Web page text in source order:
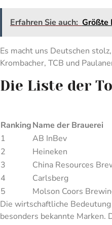
Erfahren Sie auch: Größte
Es macht uns Deutschen
Krombacher, TCB und
Die Liste der
RankingName der Brauerei
1
AB InBev
2
Heineken
3
China Resources
4
Carlsberg
5
Molson Coors
Die wirtschaftliche
besonders bekannte Marken.